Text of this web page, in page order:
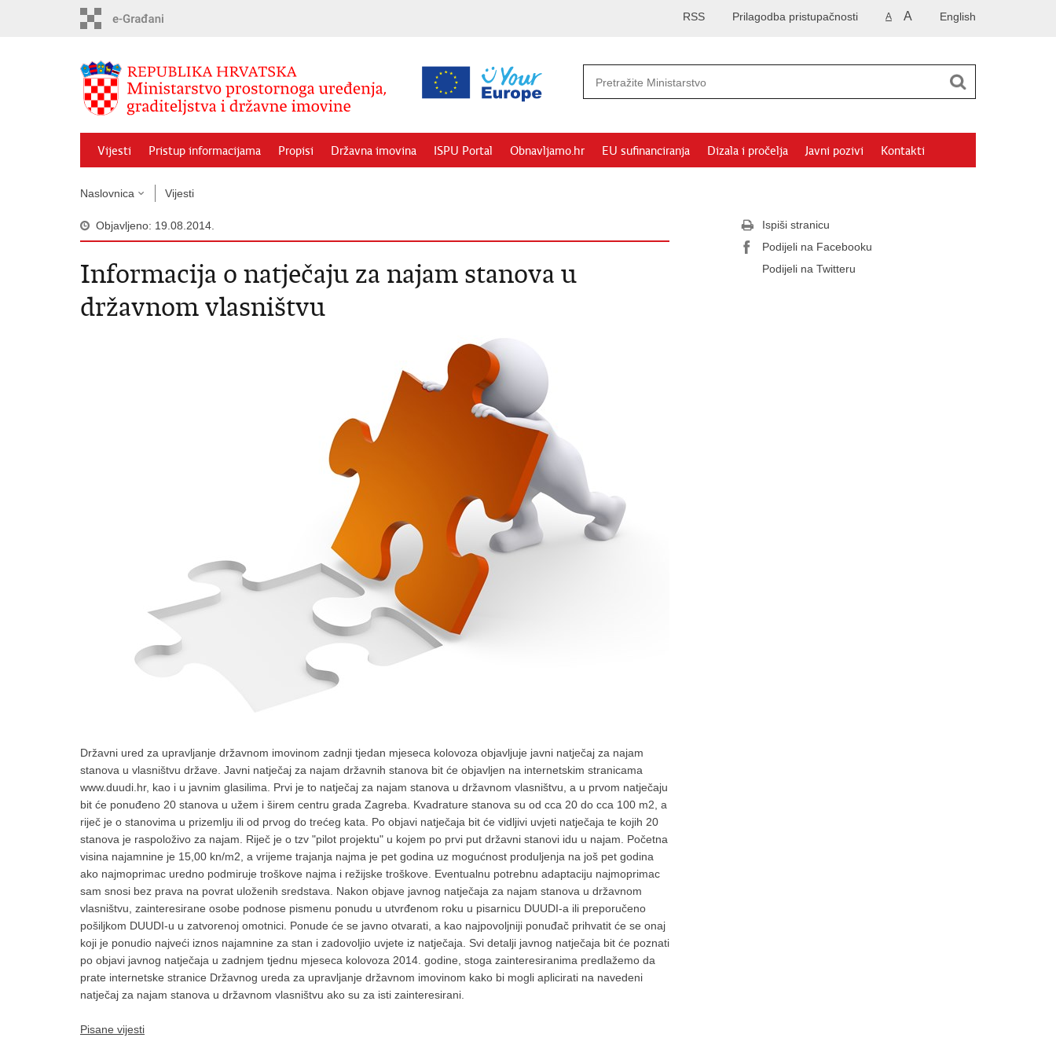
English
A A
Prilagodba pristupačnosti
RSS
Vijesti Pristup informacijama Propisi Državna imovina ISPU Portal Obnavljamo.hr EU sufinanciranja Dizala i pročelja Javni pozivi Kontakti
Naslovnica Vijesti
Objavljeno: 19.08.2014.
Informacija o natječaju za najam stanova u
državnom vlasništvu
Državni ured za upravljanje državnom imovinom zadnji tjedan mjeseca kolovoza objavljuje javni natječaj za najam
stanova u vlasništvu države. Javni natječaj za najam državnih stanova bit će objavljen na internetskim stranicama
www.duudi.hr, kao i u javnim glasilima. Prvi je to natječaj za najam stanova u državnom vlasništvu, a u prvom natječaju
bit će ponuđeno 20 stanova u užem i širem centru grada Zagreba. Kvadrature stanova su od cca 20 do cca 100 m2, a
riječ je o stanovima u prizemlju ili od prvog do trećeg kata. Po objavi natječaja bit će vidljivi uvjeti natječaja te kojih 20
stanova je raspoloživo za najam. Riječ je o tzv "pilot projektu" u kojem po prvi put državni stanovi idu u najam. Početna
visina najamnine je 15,00 kn/m2, a vrijeme trajanja najma je pet godina uz mogućnost produljenja na još pet godina
ako najmoprimac uredno podmiruje troškove najma i režijske troškove. Eventualnu potrebnu adaptaciju najmoprimac
sam snosi bez prava na povrat uloženih sredstava. Nakon objave javnog natječaja za najam stanova u državnom
vlasništvu, zainteresirane osobe podnose pismenu ponudu u utvrđenom roku u pisarnicu DUUDI-a ili preporučeno
pošiljkom DUUDI-u u zatvorenoj omotnici. Ponude će se javno otvarati, a kao najpovoljniji ponuđač prihvatit će se onaj
koji je ponudio najveći iznos najamnine za stan i zadovoljio uvjete iz natječaja. Svi detalji javnog natječaja bit će poznati
po objavi javnog natječaja u zadnjem tjednu mjeseca kolovoza 2014. godine, stoga zainteresiranima predlažemo da
prate internetske stranice Državnog ureda za upravljanje državnom imovinom kako bi mogli aplicirati na navedeni
natječaj za najam stanova u državnom vlasništvu ako su za isti zainteresirani.
Pisane vijesti
Ispiši stranicu
Podijeli na Facebooku
Podijeli na Twitteru